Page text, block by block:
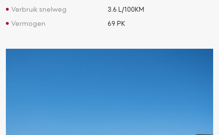
Verbruik snelweg 3.6 L/100KM
Vermogen 69 PK